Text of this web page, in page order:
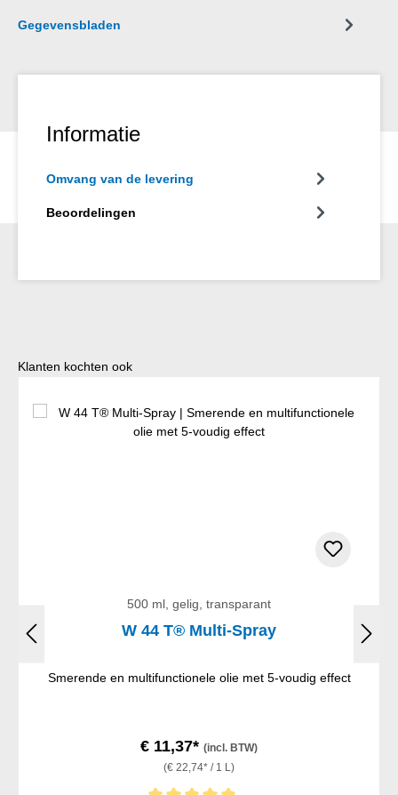
Gegevensbladen
Informatie
Omvang van de levering
Beoordelingen
Productgalerij overslaan
Klanten kochten ook
500 ml, gelig, transparant
W 44 T® Multi-Spray
Smerende en multifunctionele olie met 5-voudig effect
€ 11,37* (incl. BTW)
(€ 22,74* / 1 L)